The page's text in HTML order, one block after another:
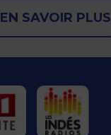
EN SAVOIR PLUS